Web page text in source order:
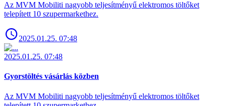
Az MVM Mobiliti nagyobb teljesítményű elektromos töltőket
telepített 10 szupermarkethez.
2025.01.25. 07:48
2025.01.25. 07:48
Gyorstöltés vásárlás közben
Az MVM Mobiliti nagyobb teljesítményű elektromos töltőket